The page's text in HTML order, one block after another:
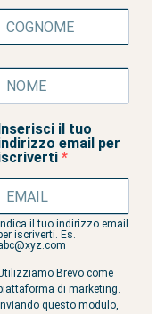
Inserisci il tuo
email per
Indica il tuo indirizzo email
iscriverti. Es.
Brevo come
di marketing.
Inviando questo modulo,